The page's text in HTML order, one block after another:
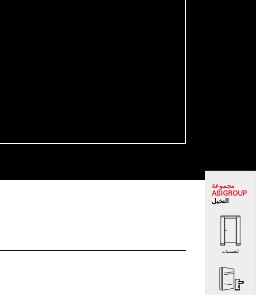
مجموعة
ASIGROUP
النخيل
التقسيمات